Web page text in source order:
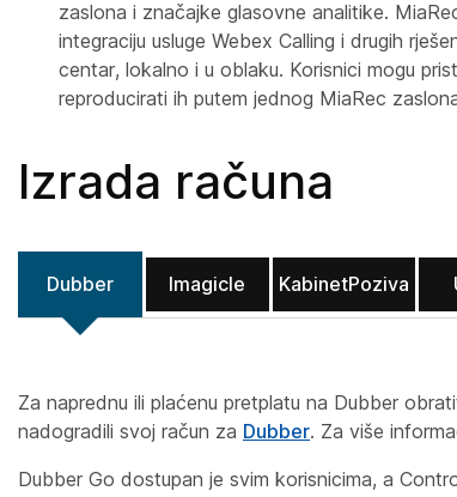
zaslona i značajke glasovne analitike.
integraciju usluge Webex Calling i drugih
centar, lokalno i u oblaku. Korisnici mogu
reproducirati ih putem jednog MiaRec
Izrada računa
Dubber Imagicle KabinetPoziva
Za naprednu ili plaćenu pretplatu na Dubber
nadogradili svoj račun za Dubber. Za više
Dubber Go dostupan je svim korisnicima, a